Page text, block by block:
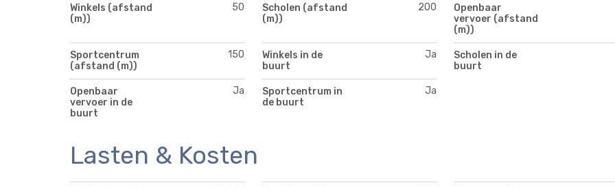
Winkels (afstand
(m))
50
Scholen (afstand
(m))
200
Openbaar
vervoer (afstand
(m))
Sportcentrum
(afstand (m))
150
Winkels in de
buurt
Ja
Scholen in de
buurt
Openbaar
vervoer in de
buurt
Ja
Sportcentrum in
de buurt
Ja
Lasten & Kosten